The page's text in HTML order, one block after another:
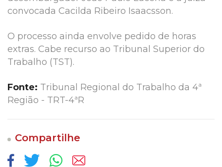
convocada Cacilda Ribeiro Isaacsson.
O processo ainda envolve pedido de horas
extras. Cabe recurso ao Tribunal Superior do
Trabalho (TST).
Fonte: Tribunal Regional do Trabalho da 4ª
Região - TRT-4ªR
Compartilhe